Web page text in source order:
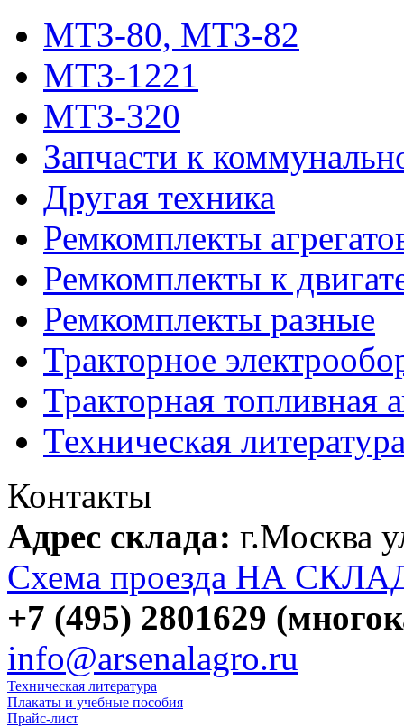
МТЗ-80, МТЗ-82
МТЗ-1221
МТЗ-320
Запчасти к
Другая техника
Ремкомплекты
Ремкомплекты к
Ремкомплекты разные
Тракторное
Тракторная топливная
Техническая
Контакты
Адрес склада: г.Москва
Схема проезда НА
+7 (495) 2801629
info@arsenalagro.ru
Техническая литература
Плакаты и учебные пособия
Прайс-лист